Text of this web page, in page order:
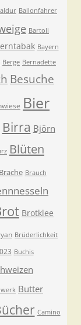
Ballonfahrer
Bartoli
Bayern
Berge Bernadette
Besuche
Bier
Birra Björn
Blüten
Brache Brauch
Brotklee
Brüderlichkeit
Buchis
Butter
Camino